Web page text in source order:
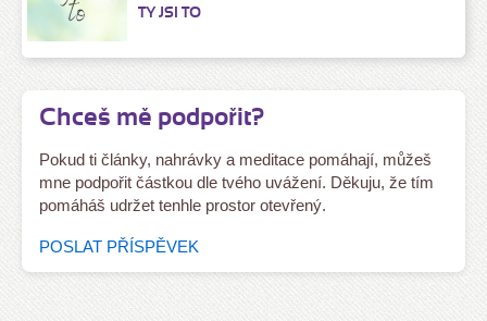
TY JSI TO
Chceš mě podpořit?
Pokud ti články, nahrávky a meditace pomáhají, můžeš
mne podpořit částkou dle tvého uvážení. Děkuju, že tím
pomáháš udržet tenhle prostor otevřený.
POSLAT PŘÍSPĚVEK